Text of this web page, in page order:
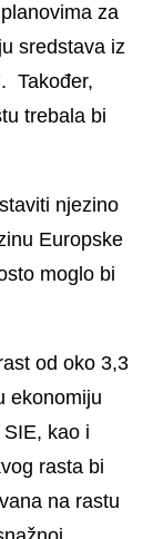
za
sredstava iz
Također,
trebala bi
njezino
Europske
moglo bi
od oko 3,3
ekonomiju
kao i
rasta bi
na rastu